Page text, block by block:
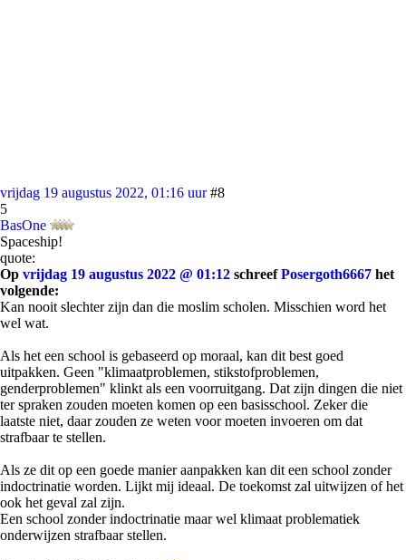
vrijdag 19 augustus 2022, 01:16 uur #8
5
BasOne
Spaceship!
quote:
Op vrijdag 19 augustus 2022 @ 01:12 schreefPosergoth6667 het
volgende:
Kan nooit slechter zijn dan die moslim scholen. Misschien word het
wel wat.
Als het een school is gebaseerd op moraal, kan dit best goed
uitpakken. Geen "klimaatproblemen, stikstofproblemen,
genderproblemen" klinkt als een voorruitgang. Dat zijn dingen die niet
ter spraken zouden moeten komen op een basisschool. Zeker die
laatste niet, daar zouden ze weten voor moeten invoeren om dat
strafbaar te stellen.
Als ze dit op een goede manier aanpakken kan dit een school zonder
indoctrinatie worden. Lijkt mij ideaal. De toekomst zal uitwijzen of het
ook het geval zal zijn.
Een school zonder indoctrinatie maar wel klimaat problematiek
onderwijzen strafbaar stellen.